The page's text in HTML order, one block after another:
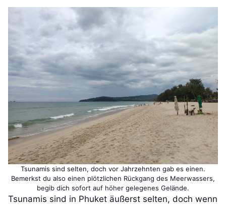
Tsunamis sind selten, doch vor Jahrzehnten gab es einen.
Bemerkst du also einen plötzlichen Rückgang des Meerwassers,
begib dich sofort auf höher gelegenes Gelände.
Tsunamis sind in Phuket äußerst selten, doch wenn